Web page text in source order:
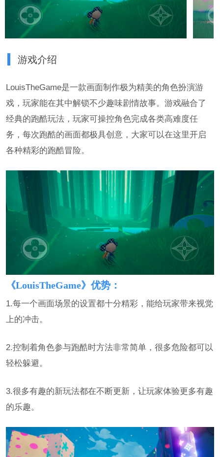
游戏介绍
LouisTheGame是一款画面制作极为精美的角色扮演游
戏，玩家能在其中解锁不少趣味剧情故事。游戏融合了
经典的跑酷玩法，玩家可操控角色完成各类高难度任
务，每次跑酷的画面都极具创意，大家可以在这里开启
各种精彩的跑酷冒险。
《LouisTheGame》优势：
1.每一个画面场景的设置都十分精彩，能给玩家带来视觉
上的冲击。
2.控制着角色参与跑酷时方法非常简单，很多危险都可以
轻松躲避。
3.很多有趣的新玩法都在不断更新，让玩家体验更多有趣
的乐趣。